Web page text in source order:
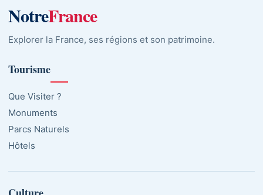
NotreFrance
Explorer la France, ses régions et son patrimoine.
Tourisme
Que Visiter ?
Monuments
Parcs Naturels
Hôtels